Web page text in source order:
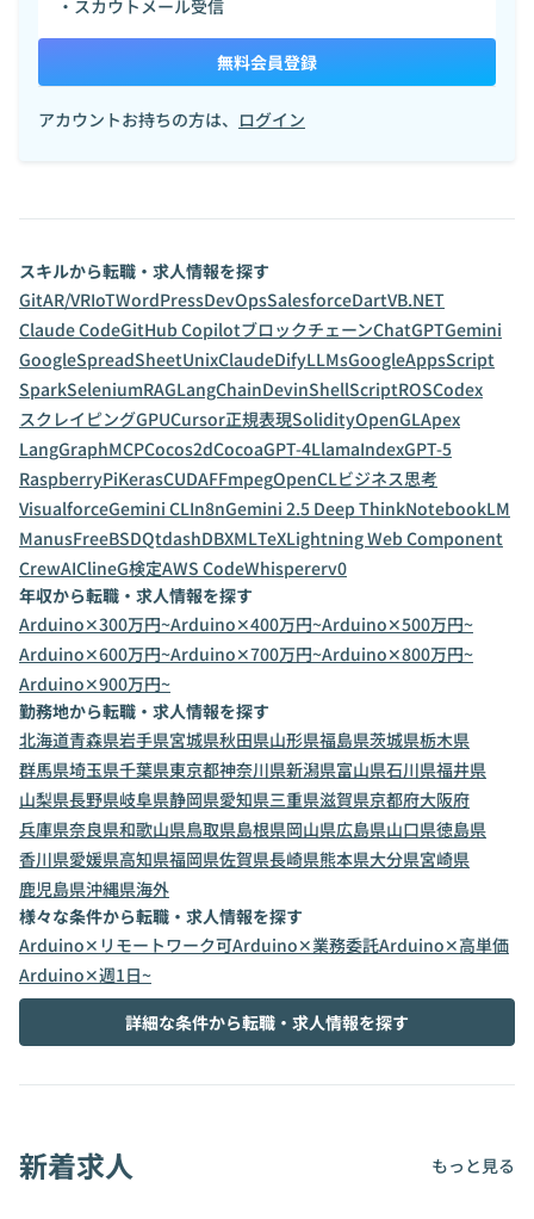
・スカウトメール受信
無料会員登録
アカウントお持ちの方は、 ログイン
スキルから転職・求人情報を探す
GitAR/VRIoTWordPressDevOpsSalesforceDartVB.NET
Claude CodeGitHub CopilotブロックチェーンChatGPTGemini
GoogleSpreadSheetUnixClaudeDifyLLMsGoogleAppsScript
SparkSeleniumRAGLangChainDevinShellScriptROSCodex
スクレイピングGPUCursor正規表現SolidityOpenGLApex
LangGraphMCPCocos2dCocoaGPT-4LlamaIndexGPT-5
RaspberryPiKerasCUDAFFmpegOpenCLビジネス思考
VisualforceGemini CLIn8nGemini 2.5 Deep ThinkNotebookLM
ManusFreeBSDQtdashDBXMLTeXLightning Web Component
CrewAIClineG検定AWS CodeWhispererv0
年収から転職・求人情報を探す
Arduino✕300万円~Arduino✕400万円~Arduino✕500万円~
Arduino✕600万円~Arduino✕700万円~Arduino✕800万円~
Arduino✕900万円~
勤務地から転職・求人情報を探す
北海道青森県岩手県宮城県秋田県山形県福島県茨城県栃木県
群馬県埼玉県千葉県東京都神奈川県新潟県富山県石川県福井県
山梨県長野県岐阜県静岡県愛知県三重県滋賀県京都府大阪府
兵庫県奈良県和歌山県鳥取県島根県岡山県広島県山口県徳島県
香川県愛媛県高知県福岡県佐賀県長崎県熊本県大分県宮崎県
鹿児島県沖縄県海外
様々な条件から転職・求人情報を探す
Arduino✕リモートワーク可Arduino✕業務委託Arduino✕高単価
Arduino✕週1日~
詳細な条件から転職・求人情報を探す
新着求人 もっと見る